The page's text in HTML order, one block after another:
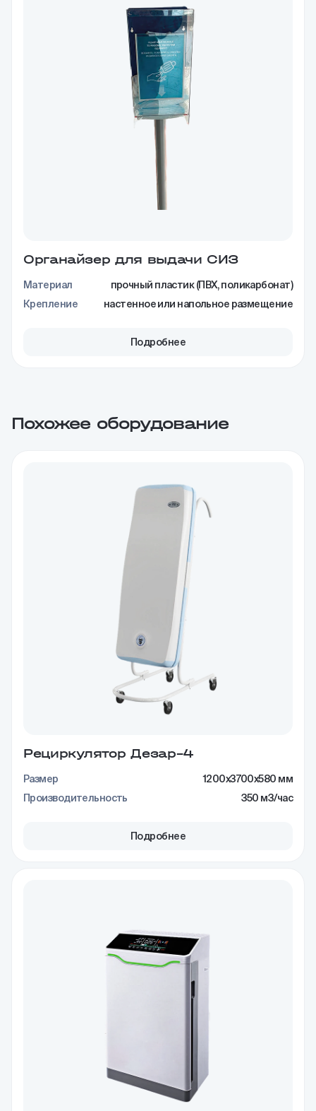
Органайзер для выдачи СИЗ
Материал
прочный пластик (ПВХ, поликарбонат)
Крепление
настенное или напольное размещение
Подробнее
Похожее оборудование
Рециркулятор Дезар–4
Размер
1200x3700x580 мм
Производительность
350 м3/час
Подробнее